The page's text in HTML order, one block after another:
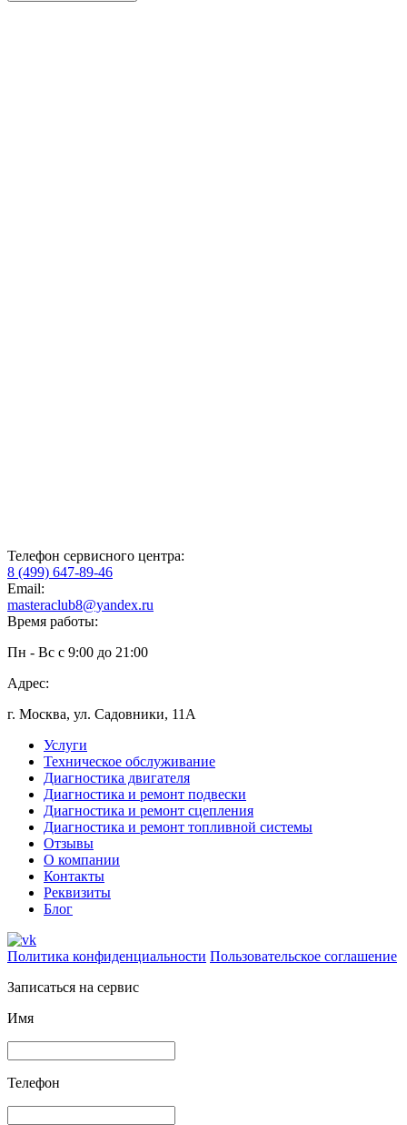
Телефон сервисного центра:
8 (499) 647-89-46
Email:
masteraclub8@yandex.ru
Время работы:
Пн - Вс с 9:00 до 21:00
Адрес:
г. Москва, ул. Садовники, 11А
Услуги
Техническое обслуживание
Диагностика двигателя
Диагностика и ремонт подвески
Диагностика и ремонт сцепления
Диагностика и ремонт топливной системы
Отзывы
О компании
Контакты
Реквизиты
Блог
Политика конфиденциальности Пользовательское соглашение
Записаться на сервис
Имя
Телефон